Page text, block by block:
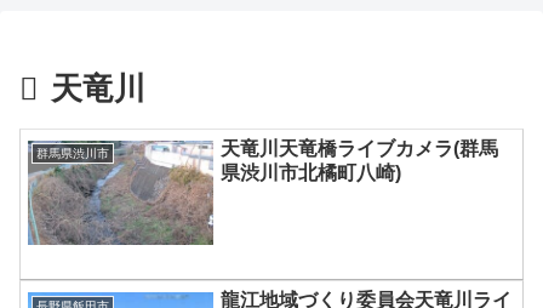
天竜川
群馬県渋川市
天竜川天竜橋ライブカメラ(群馬
県渋川市北橘町八崎)
龍江地域づくり委員会天竜川ライ